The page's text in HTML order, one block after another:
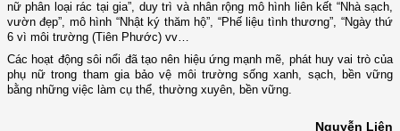
nữ phân loại rác tại gia”, duy trì và nhân rộng mô hình liên kết “Nhà sạch,
vườn đẹp”, mô hình “Nhật ký thăm hộ”, “Phế liệu tình thương”, “Ngày thứ
6 vì môi trường (Tiên Phước) vv…
Các hoạt động sôi nổi đã tạo nên hiệu ứng mạnh mẽ, phát huy vai trò của
phụ nữ trong tham gia bảo vệ môi trường sống xanh, sạch, bền vững
bằng những việc làm cụ thể, thường xuyên, bền vững.
Nguyễn Liên